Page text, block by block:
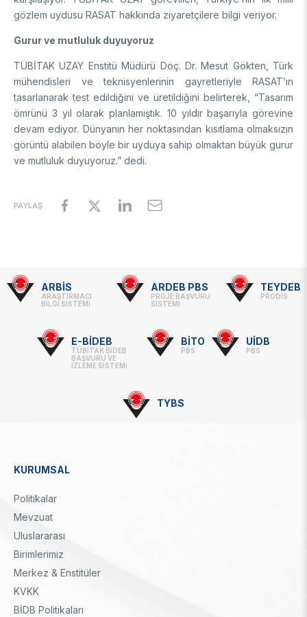
gözlem uydusu RASAT hakkında ziyaretçilere bilgi veriyor.
Gurur ve mutluluk duyuyoruz
TÜBİTAK UZAY Enstitü Müdürü Doç. Dr. Mesut Gökten, Türk
mühendisleri ve teknisyenlerinin gayretleriyle RASAT’ın
tasarlanarak test edildiğini ve üretildiğini belirterek, “Tasarım
ömrünü 3 yıl olarak planlamıştık. 10 yıldır başarıyla görevine
devam ediyor. Dünyanın her noktasından kısıtlama olmaksızın
görüntü alabilen böyle bir uyduya sahip olmaktan büyük gurur
ve mutluluk duyuyoruz.” dedi.
PAYLAŞ
Footer
Linkler
ARBİS
ARAŞTIRMACI
BİLGİ SİSTEMİ
ARDEB PBS
PROJE BAŞVURU
SİSTEMİ
TEYDEB
PRODİS
E-BİDEB
TÜBİTAK BİDEB
BAŞVURU VE
İZLEME SİSTEMİ
BİTO
PBS
UİDB
PBS
TYBS
Dipnot
KURUMSAL
Politikalar
Mevzuat
Uluslararası
Birimlerimiz
Merkez & Enstitüler
KVKK
BİDB Politikaları